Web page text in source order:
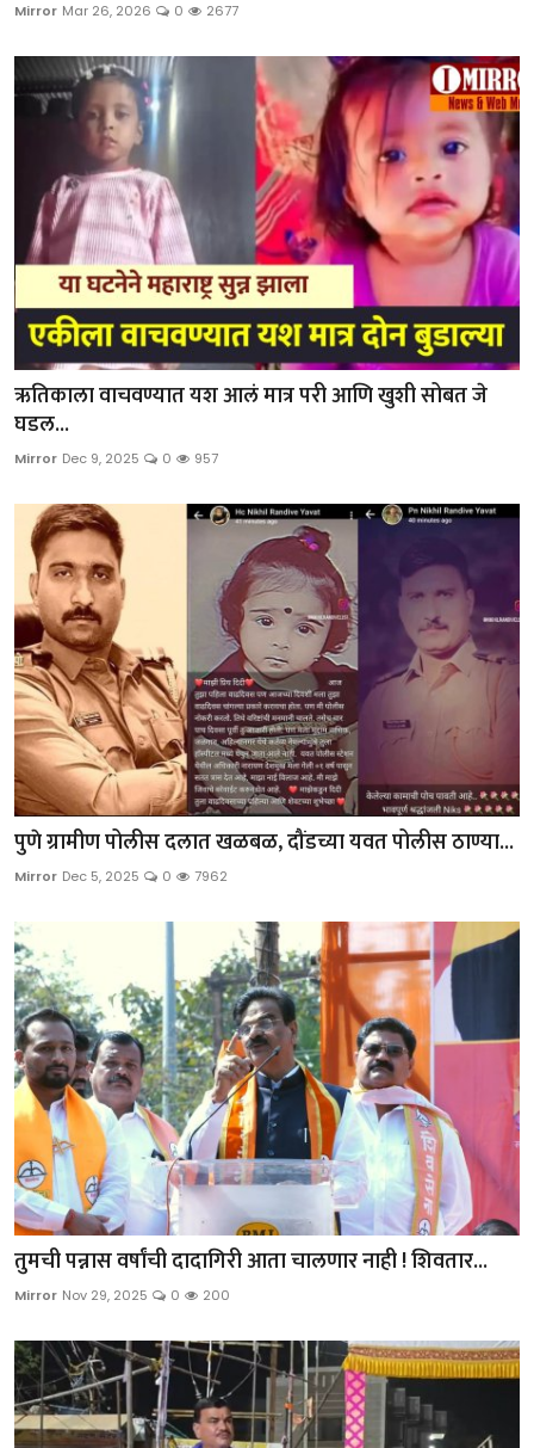
Mirror Mar 26, 2026 0 2677
ऋतिकाला वाचवण्यात यश आलं मात्र परी आणि खुशी सोबत जे
घडल...
Mirror Dec 9, 2025 0 957
पुणे ग्रामीण पोलीस दलात खळबळ, दौंडच्या यवत पोलीस ठाण्या...
Mirror Dec 5, 2025 0 7962
तुमची पन्नास वर्षांची दादागिरी आता चालणार नाही ! शिवतार...
Mirror Nov 29, 2025 0 200